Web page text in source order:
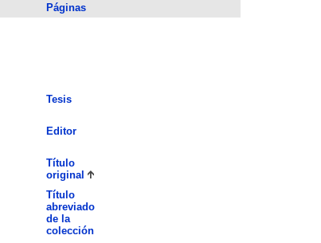
Páginas
Tesis
Editor
Título
original
Título
abreviado
de la
colección